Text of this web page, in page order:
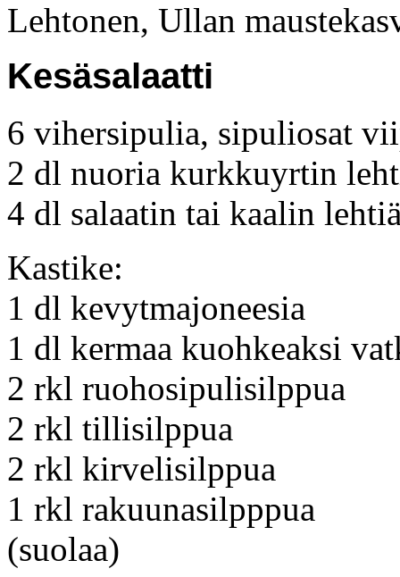
Lehtonen, Ullan
Kesäsalaatti
6 vihersipulia, sipuliosat
2 dl nuoria kurkkuyrtin
4 dl salaatin tai kaalin
Kastike:
1 dl kevytmajoneesia
1 dl kermaa kuohkeaksi
2 rkl ruohosipulisilppua
2 rkl tillisilppua
2 rkl kirvelisilppua
1 rkl rakuunasilpppua
(suolaa)